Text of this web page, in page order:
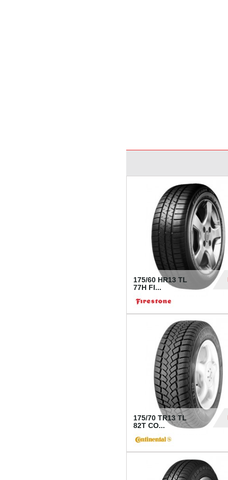
175/60 HR13 TL
77H FI...
175/70 TR13 TL
82T CO...